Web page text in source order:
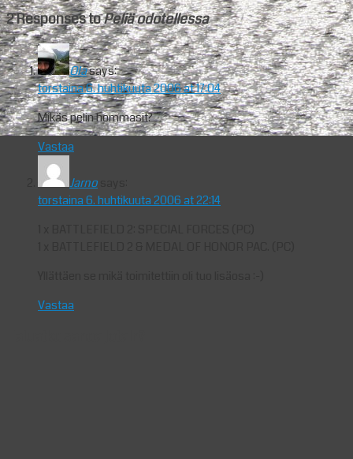
2 Responses toPeliä odotellessa
Olasays:
torstaina 6. huhtikuuta 2006 at 17:04
Mikäs pelin hommasit?
Vastaa
Jarno
torstaina 6. huhtikuuta 2006 at 22:14
Vastaa